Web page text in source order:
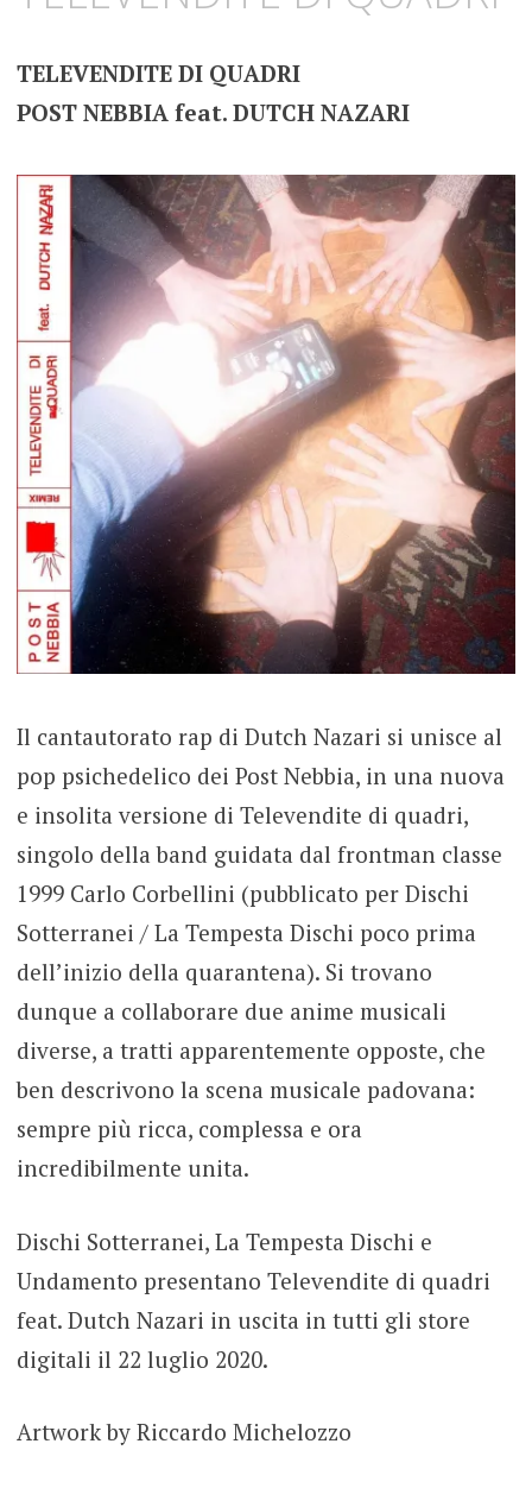
TELEVENDITE DI QUADRI
POST NEBBIA feat. DUTCH NAZARI
Il cantautorato rap di Dutch Nazari si unisce al
pop psichedelico dei Post Nebbia, in una nuova
e insolita versione di Televendite di quadri,
singolo della band guidata dal frontman classe
1999 Carlo Corbellini (pubblicato per Dischi
Sotterranei / La Tempesta Dischi poco prima
dell’inizio della quarantena). Si trovano
dunque a collaborare due anime musicali
diverse, a tratti apparentemente opposte, che
ben descrivono la scena musicale padovana:
sempre più ricca, complessa e ora
incredibilmente unita.
Dischi Sotterranei, La Tempesta Dischi e
Undamento presentano Televendite di quadri
feat. Dutch Nazari in uscita in tutti gli store
digitali il 22 luglio 2020.
Artwork by Riccardo Michelozzo